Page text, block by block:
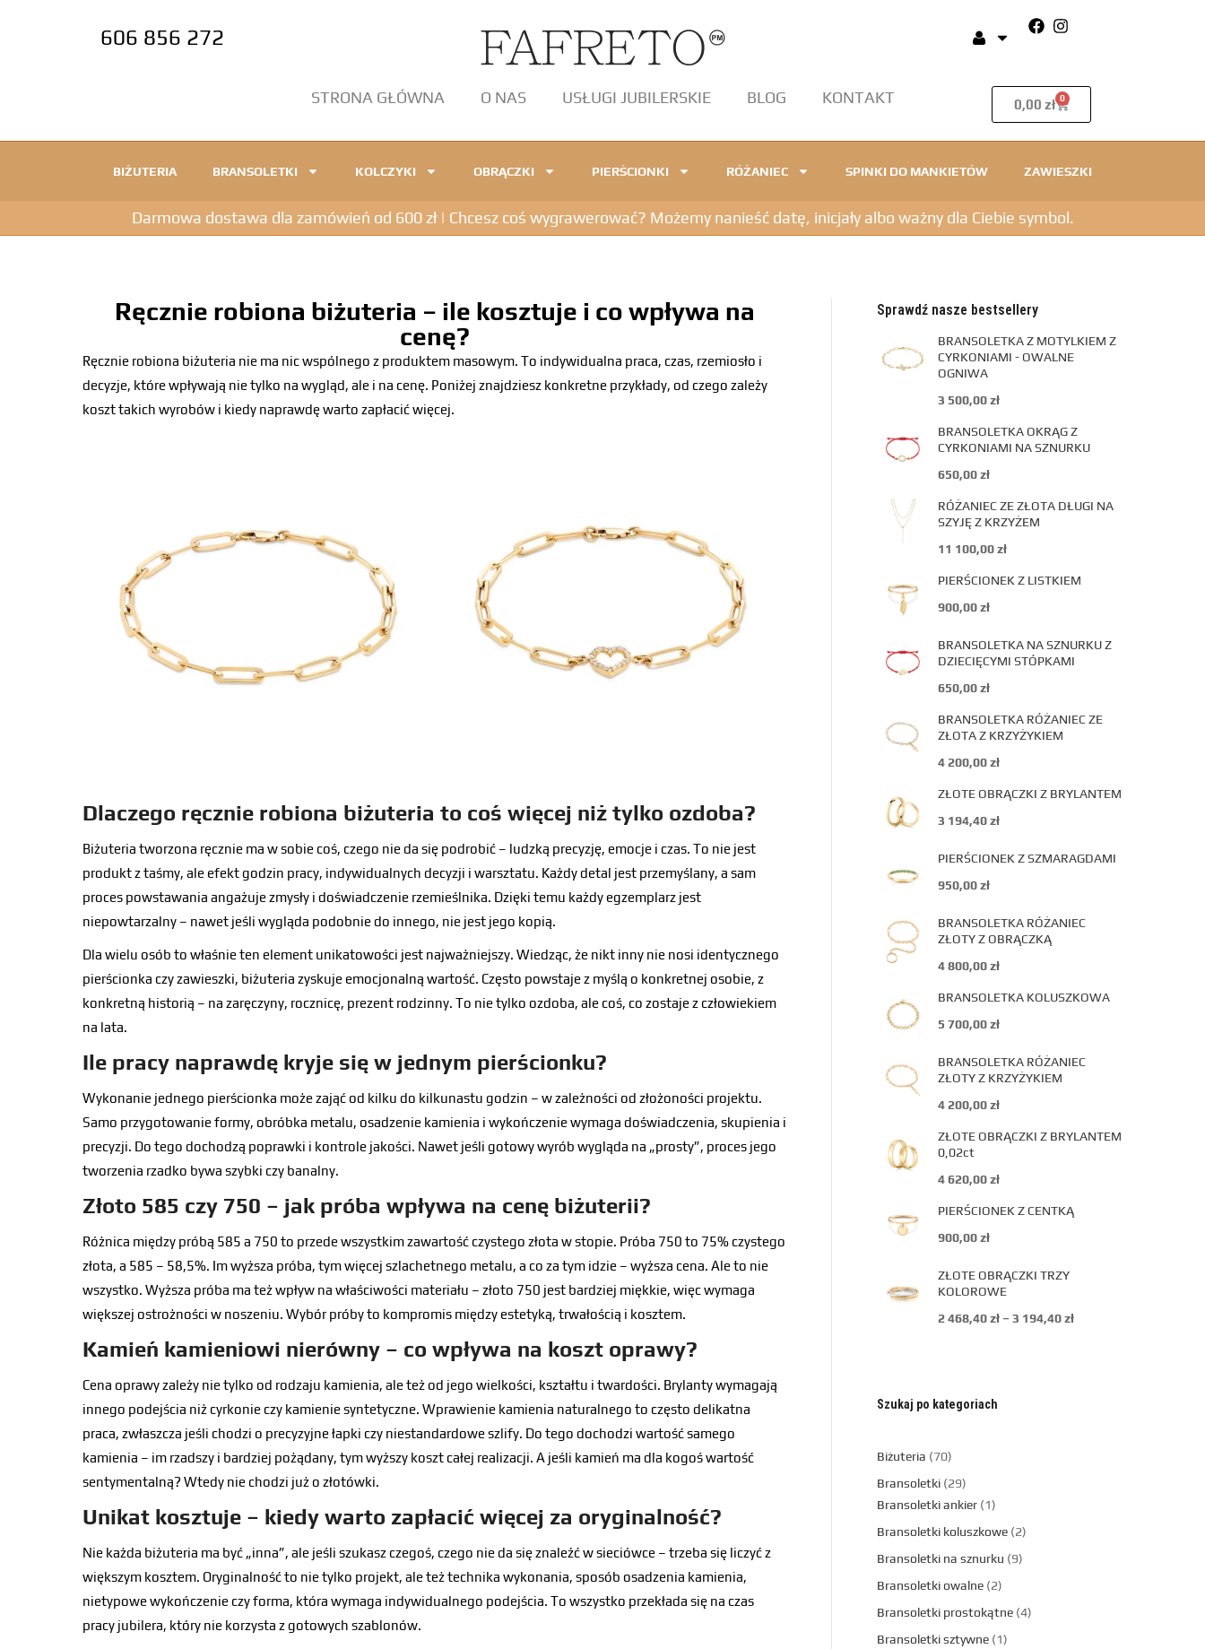
606 856 272
STRONA GŁÓWNA O NAS USŁUGI JUBILERSKIE BLOG KONTAKT 0,00 zł 0
BIŻUTERIA BRANSOLETKI KOLCZYKI OBRĄCZKI PIERŚCIONKI RÓŻANIEC SPINKI DO MANKIETÓW ZAWIESZKI
Darmowa dostawa dla zamówień od 600 zł | Chcesz coś wygrawerować? Możemy nanieść datę, inicjały albo ważny dla Ciebie symbol.
Ręcznie robiona biżuteria – ile kosztuje i co wpływa na
cenę?
Ręcznie robiona biżuteria nie ma nic wspólnego z produktem masowym. To indywidualna praca, czas, rzemiosło i
decyzje, które wpływają nie tylko na wygląd, ale i na cenę. Poniżej znajdziesz konkretne przykłady, od czego zależy
koszt takich wyrobów i kiedy naprawdę warto zapłacić więcej.
Dlaczego ręcznie robiona biżuteria to coś więcej niż tylko ozdoba?
Biżuteria tworzona ręcznie ma w sobie coś, czego nie da się podrobić – ludzką precyzję, emocje i czas. To nie jest
produkt z taśmy, ale efekt godzin pracy, indywidualnych decyzji i warsztatu. Każdy detal jest przemyślany, a sam
proces powstawania angażuje zmysły i doświadczenie rzemieślnika. Dzięki temu każdy egzemplarz jest
niepowtarzalny – nawet jeśli wygląda podobnie do innego, nie jest jego kopią.
Dla wielu osób to właśnie ten element unikatowości jest najważniejszy. Wiedząc, że nikt inny nie nosi identycznego
pierścionka czy zawieszki, biżuteria zyskuje emocjonalną wartość. Często powstaje z myślą o konkretnej osobie, z
konkretną historią – na zaręczyny, rocznicę, prezent rodzinny. To nie tylko ozdoba, ale coś, co zostaje z człowiekiem
na lata.
Ile pracy naprawdę kryje się w jednym pierścionku?
Wykonanie jednego pierścionka może zająć od kilku do kilkunastu godzin – w zależności od złożoności projektu.
Samo przygotowanie formy, obróbka metalu, osadzenie kamienia i wykończenie wymaga doświadczenia, skupienia i
precyzji. Do tego dochodzą poprawki i kontrole jakości. Nawet jeśli gotowy wyrób wygląda na „prosty”, proces jego
tworzenia rzadko bywa szybki czy banalny.
Złoto 585 czy 750 – jak próba wpływa na cenę biżuterii?
Różnica między próbą 585 a 750 to przede wszystkim zawartość czystego złota w stopie. Próba 750 to 75% czystego
złota, a 585 – 58,5%. Im wyższa próba, tym więcej szlachetnego metalu, a co za tym idzie – wyższa cena. Ale to nie
wszystko. Wyższa próba ma też wpływ na właściwości materiału – złoto 750 jest bardziej miękkie, więc wymaga
większej ostrożności w noszeniu. Wybór próby to kompromis między estetyką, trwałością i kosztem.
Kamień kamieniowi nierówny – co wpływa na koszt oprawy?
Cena oprawy zależy nie tylko od rodzaju kamienia, ale też od jego wielkości, kształtu i twardości. Brylanty wymagają
innego podejścia niż cyrkonie czy kamienie syntetyczne. Wprawienie kamienia naturalnego to często delikatna
praca, zwłaszcza jeśli chodzi o precyzyjne łapki czy niestandardowe szlify. Do tego dochodzi wartość samego
kamienia – im rzadszy i bardziej pożądany, tym wyższy koszt całej realizacji. A jeśli kamień ma dla kogoś wartość
sentymentalną? Wtedy nie chodzi już o złotówki.
Unikat kosztuje – kiedy warto zapłacić więcej za oryginalność?
Nie każda biżuteria ma być „inna”, ale jeśli szukasz czegoś, czego nie da się znaleźć w sieciówce – trzeba się liczyć z
większym kosztem. Oryginalność to nie tylko projekt, ale też technika wykonania, sposób osadzenia kamienia,
nietypowe wykończenie czy forma, która wymaga indywidualnego podejścia. To wszystko przekłada się na czas
pracy jubilera, który nie korzysta z gotowych szablonów.
Sprawdź nasze bestsellery
BRANSOLETKA Z MOTYLKIEM Z
CYRKONIAMI - OWALNE
OGNIWA
3 500,00zł
BRANSOLETKA OKRĄG Z
CYRKONIAMI NA SZNURKU
650,00zł
RÓŻANIEC ZE ZŁOTA DŁUGI NA
SZYJĘ Z KRZYŻEM
11 100,00zł
PIERŚCIONEK Z LISTKIEM
900,00zł
BRANSOLETKA NA SZNURKU Z
DZIECIĘCYMI STÓPKAMI
650,00zł
BRANSOLETKA RÓŻANIEC ZE
ZŁOTA Z KRZYŻYKIEM
4 200,00zł
ZŁOTE OBRĄCZKI Z BRYLANTEM
3 194,40zł
PIERŚCIONEK Z SZMARAGDAMI
950,00zł
BRANSOLETKA RÓŻANIEC
ZŁOTY Z OBRĄCZKĄ
4 800,00zł
BRANSOLETKA KOLUSZKOWA
5 700,00zł
BRANSOLETKA RÓŻANIEC
ZŁOTY Z KRZYŻYKIEM
4 200,00zł
ZŁOTE OBRĄCZKI Z BRYLANTEM
0,02ct
4 620,00zł
PIERŚCIONEK Z CENTKĄ
900,00zł
ZŁOTE OBRĄCZKI TRZY
KOLOROWE
2 468,40zł – 3 194,40zł
Szukaj po kategoriach
Biżuteria
70
Bransoletki 29
Bransoletki ankier 1
Bransoletki koluszkowe 2
Bransoletki na sznurku
9
Bransoletki owalne 2
Bransoletki prostokątne 4
Bransoletki sztywne 1